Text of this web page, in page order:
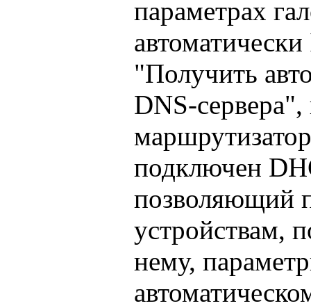
параметрах
"Получить
DNS-
подключен
позволяющий
устройствам,
нему,